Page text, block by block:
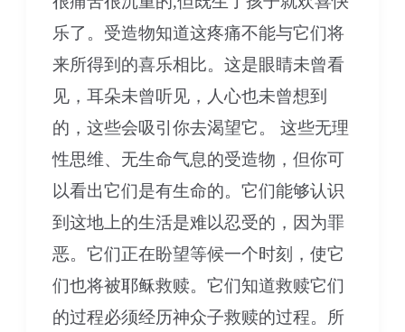
乐了。受造物知道这疼痛不能与它们将
来所得到的喜乐相比。这是眼睛未曾看
见，耳朵未曾听见，人心也未曾想到
的，这些会吸引你去渴望它。 这些无理
性思维、无生命气息的受造物，但你可
以看出它们是有生命的。它们能够认识
到这地上的生活是难以忍受的，因为罪
恶。它们正在盼望等候一个时刻，使它
们也将被耶稣救赎。它们知道救赎它们
的过程必须经历神众子救赎的过程。所